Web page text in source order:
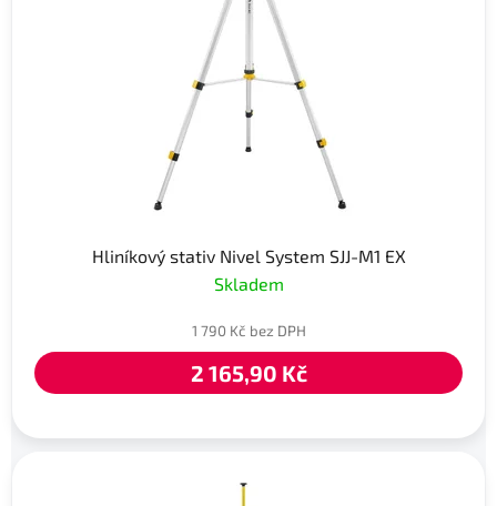
Hliníkový stativ Nivel System SJJ-M1 EX
Skladem
1 790 Kč bez DPH
2 165,90 Kč